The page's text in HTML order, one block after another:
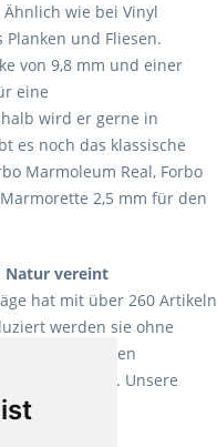
Ähnlich wie bei Vinyl
und Fliesen.
von 9,8 mm und einer
eine
wird er gerne in
es noch das klassische
Marmoleum Real, Forbo
2,5 mm für den
Natur vereint
hat mit über 260 Artikeln
werden sie ohne
allen verfügbaren
attraktiv. Unsere
.